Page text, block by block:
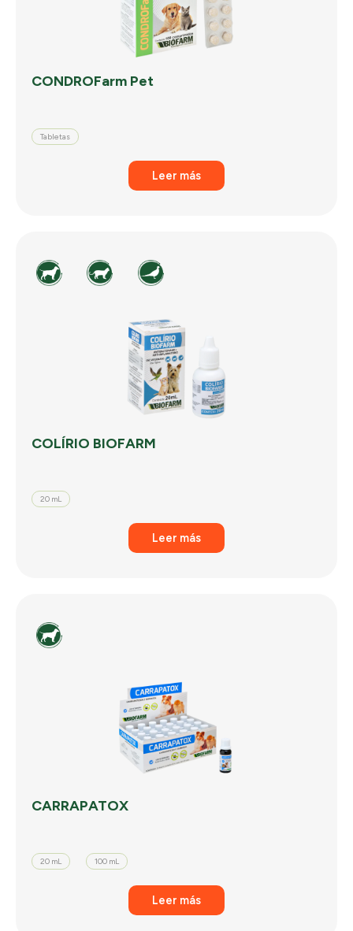
CONDROFarm Pet
Tabletas
Leer más
COLÍRIO BIOFARM
20 mL
Leer más
CARRAPATOX
20 mL 100 mL
Leer más